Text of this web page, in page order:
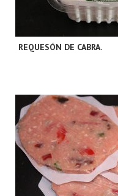
REQUESÓN DE CABRA.